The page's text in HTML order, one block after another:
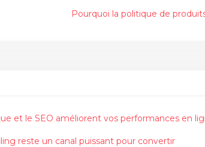
Pourquoi la politique de
et le SEO améliorent vos performances en
reste un canal puissant pour convertir